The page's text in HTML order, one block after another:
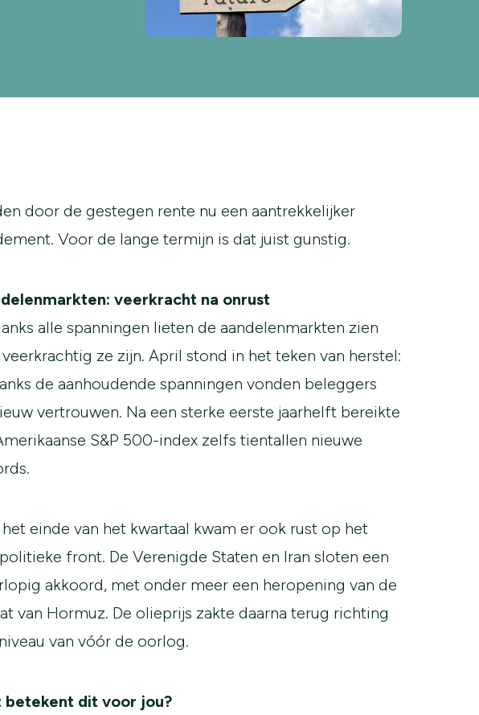
door de gestegen rente nu een aantrekkelijker
Voor de lange termijn is dat juist gunstig.
veerkracht na onrust
alle spanningen lieten de aandelenmarkten zien
ze zijn. April stond in het teken van herstel:
de aanhoudende spanningen vonden beleggers
vertrouwen. Na een sterke eerste jaarhelft bereikte
S&P 500-index zelfs tientallen nieuwe
het einde van het kwartaal kwam er ook rust op het
front. De Verenigde Staten en Iran sloten een
akkoord, met onder meer een heropening van de
van Hormuz. De olieprijs zakte daarna terug richting
van vóór de oorlog.
betekent dit voor jou?